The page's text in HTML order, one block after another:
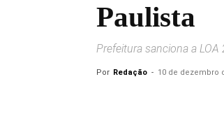
Paulista
Prefeitura sanciona a
Por Redação - 10 de dezembro